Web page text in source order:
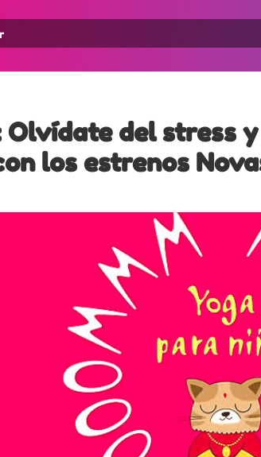
Olvídate del stress
los estrenos